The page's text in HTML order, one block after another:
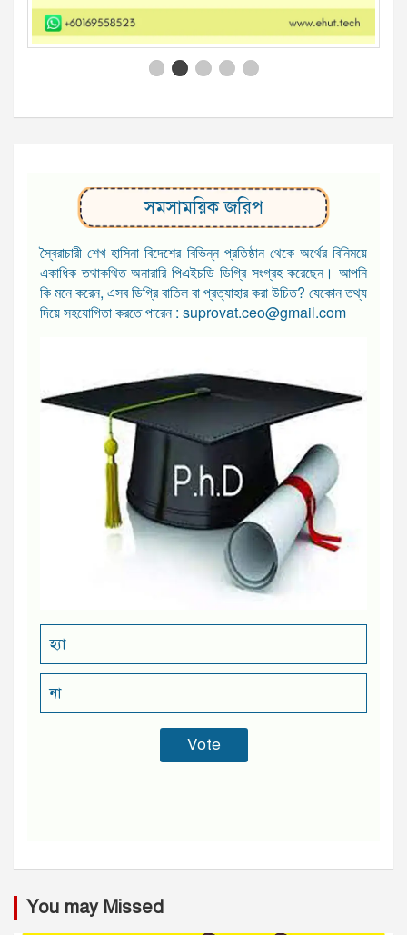
সমসাময়িক জরিপ
স্বৈরাচারী শেখ হাসিনা বিদেশের বিভিন্ন প্রতিষ্ঠান থেকে অর্থের বিনিময়ে
একাধিক তথাকথিত অনারারি পিএইচডি ডিগ্রি সংগ্রহ করেছেন। আপনি
কি মনে করেন, এসব ডিগ্রি বাতিল বা প্রত্যাহার করা উচিত? যেকোন তথ্য
দিয়ে সহযোগিতা করতে পারেন : suprovat.ceo@gmail.com
হ্যা
না
You may Missed